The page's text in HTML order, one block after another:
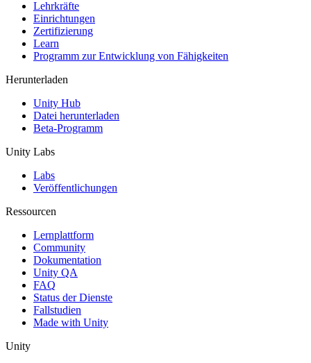
XR-Spiele
XR-Spiele plattformübergreifend starten
Multiplayer-Spiele
Vereinfachte Entwicklung von Multiplayer-Spielen
Lehrkräfte
Einrichtungen
Zertifizierung
Learn
Programm zur Entwicklung von Fähigkeiten
Herunterladen
Unity Hub
Datei herunterladen
Beta-Programm
Unity Labs
Labs
Veröffentlichungen
Ressourcen
Lernplattform
Community
Dokumentation
Unity QA
FAQ
Status der Dienste
Fallstudien
Made with Unity
Unity